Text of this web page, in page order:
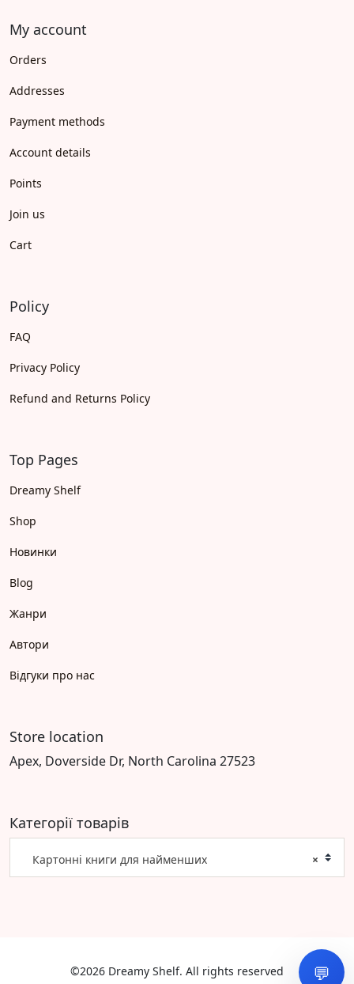
My account
Orders
Addresses
Payment methods
Account details
Points
Join us
Cart
Policy
FAQ
Privacy Policy
Refund and Returns Policy
Top Pages
Dreamy Shelf
Shop
Новинки
Blog
Жанри
Автори
Відгуки про нас
Store location
Apex, Doverside Dr, North Carolina 27523
Категорії товарів
×
Картонні книги для найменших
©2026 Dreamy Shelf. All rights reserved 💬